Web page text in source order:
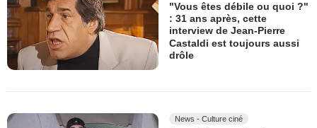
"Vous êtes débile ou quoi ?"
: 31 ans après, cette
interview de Jean-Pierre
Castaldi est toujours aussi
drôle
News - Culture ciné